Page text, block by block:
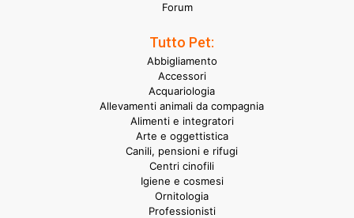
Forum
Tutto Pet:
Abbigliamento
Accessori
Acquariologia
Allevamenti animali da compagnia
Alimenti e integratori
Arte e oggettistica
Canili, pensioni e rifugi
Centri cinofili
Igiene e cosmesi
Ornitologia
Professionisti